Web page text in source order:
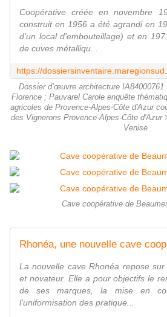
Coopérative créée en novembre
construit en 1956 a été agrandi en
d'un local d'embouteillage) et en
de cuves métalliqu...
Dossier d’œuvre architecture IA84000761
Florence ; Pauvarel Carole enquête
agricoles de Provence-Alpes-Côte d'Azur
des Vignerons Provence-Alpes-Côte d'Azur
Venise
Cave coopérative de
La nouvelle cave Rhonéa repose
et novateur. Elle a pour objectifs le
de ses marques, la mise en
l'uniformisation des pratique...